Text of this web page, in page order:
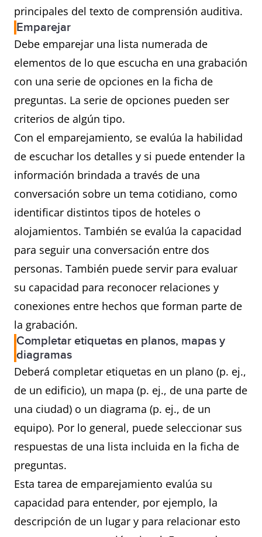
principales del texto de comprensión auditiva.
Emparejar
Debe emparejar una lista numerada de
elementos de lo que escucha en una grabación
con una serie de opciones en la ficha de
preguntas. La serie de opciones pueden ser
criterios de algún tipo.
Con el emparejamiento, se evalúa la habilidad
de escuchar los detalles y si puede entender la
información brindada a través de una
conversación sobre un tema cotidiano, como
identificar distintos tipos de hoteles o
alojamientos. También se evalúa la capacidad
para seguir una conversación entre dos
personas. También puede servir para evaluar
su capacidad para reconocer relaciones y
conexiones entre hechos que forman parte de
la grabación.
Completar etiquetas en planos, mapas y
diagramas
Deberá completar etiquetas en un plano (p. ej.,
de un edificio), un mapa (p. ej., de una parte de
una ciudad) o un diagrama (p. ej., de un
equipo). Por lo general, puede seleccionar sus
respuestas de una lista incluida en la ficha de
preguntas.
Esta tarea de emparejamiento evalúa su
capacidad para entender, por ejemplo, la
descripción de un lugar y para relacionar esto